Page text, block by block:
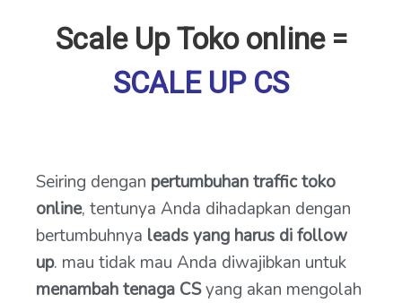
Scale Up Toko online =
SCALE UP CS
Seiring dengan pertumbuhan traffic toko
online, tentunya Anda dihadapkan dengan
bertumbuhnya leads yang harus di follow
up. mau tidak mau Anda diwajibkan untuk
menambah tenaga CSyang akan mengolah